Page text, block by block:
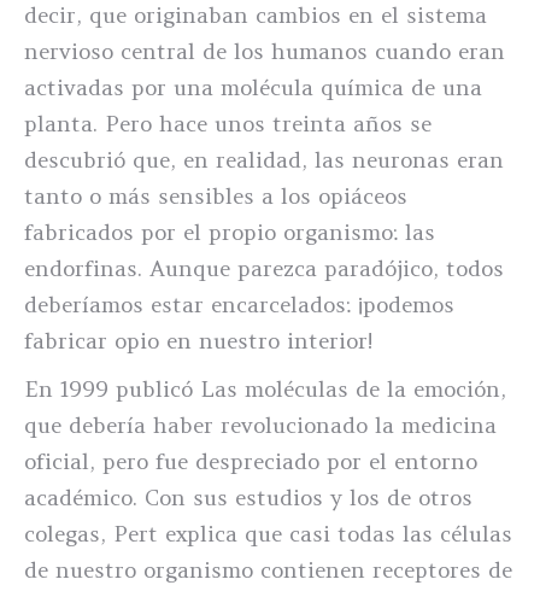
decir, que originaban cambios en el sistema
nervioso central de los humanos cuando eran
activadas por una molécula química de una
planta. Pero hace unos treinta años se
descubrió que, en realidad, las neuronas eran
tanto o más sensibles a los opiáceos
fabricados por el propio organismo: las
endorfinas. Aunque parezca paradójico, todos
deberíamos estar encarcelados: ¡podemos
fabricar opio en nuestro interior!
En 1999 publicó Las moléculas de la emoción,
que debería haber revolucionado la medicina
oficial, pero fue despreciado por el entorno
académico. Con sus estudios y los de otros
colegas, Pert explica que casi todas las células
de nuestro organismo contienen receptores de